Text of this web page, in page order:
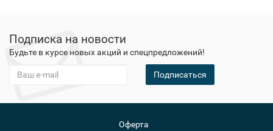
Подписка на новости
Будьте в курсе новых акций и спецпредложений!
Подписаться
Оферта